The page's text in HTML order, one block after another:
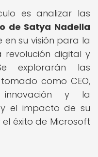
es analizar las
de Satya Nadella
en su visión para la
digital y
explorarán las
como CEO,
y la
el impacto de su
éxito de Microsoft